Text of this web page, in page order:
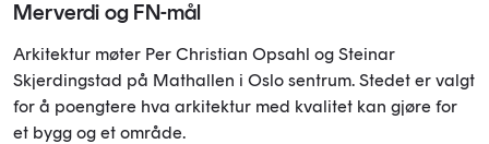
Merverdi og FN-mål
Arkitektur møter Per Christian Opsahl og Steinar
Skjerdingstad på Mathallen i Oslo sentrum. Stedet er valgt
for å poengtere hva arkitektur med kvalitet kan gjøre for
et bygg og et område.